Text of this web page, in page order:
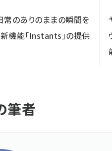
常のありのままの瞬間を
機能「Instants」の提供
筆者